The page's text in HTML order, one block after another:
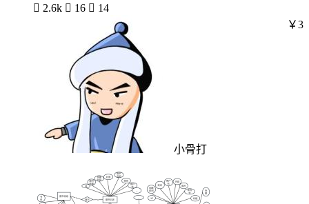
 2.6k  16  14
小骨打
￥3